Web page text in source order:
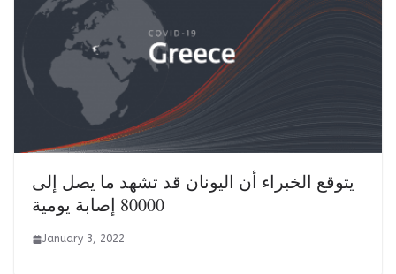
يتوقع الخبراء أن اليونان قد تشهد ما يصل إلى
80000 إصابة يومية
January 3, 2022